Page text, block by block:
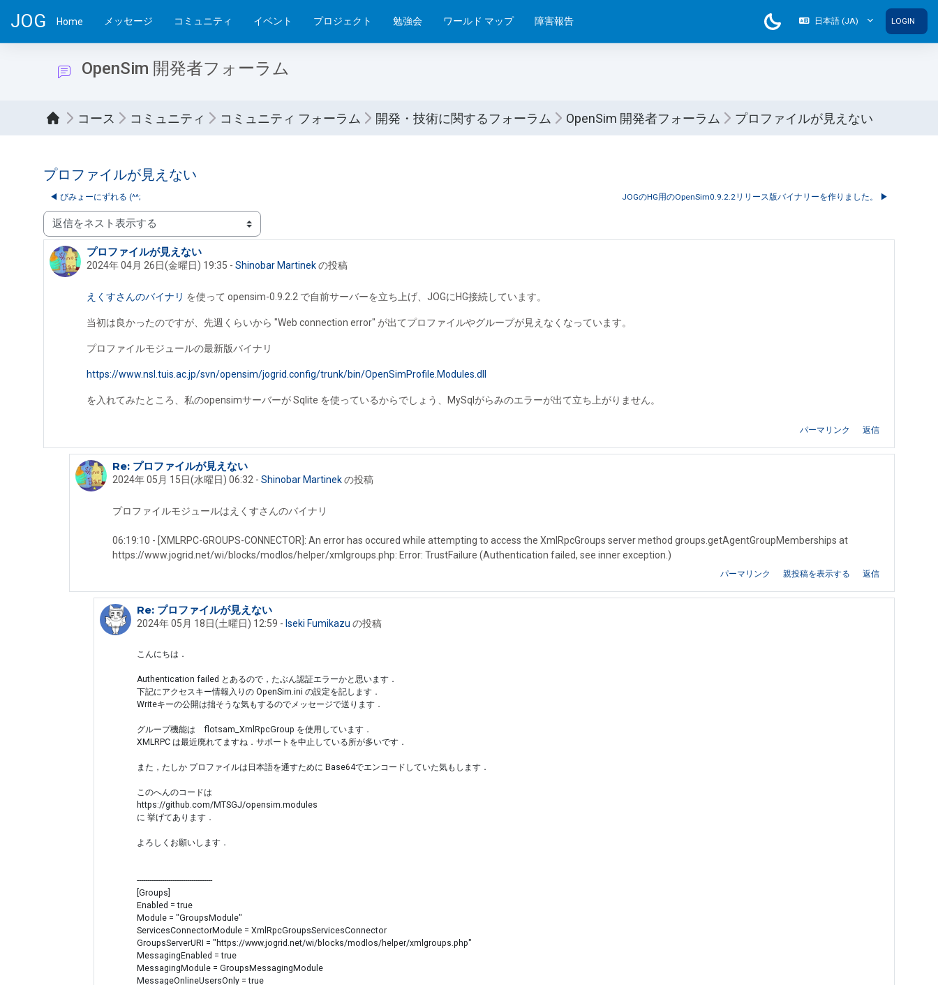
JOG Home メッセージ コミュニティ イベント プロジェクト 勉強会 ワールド マップ 障害報告 日本語 ‎(JA)‎ LOGIN
OpenSim 開発者フォーラム
コース コミュニティ コミュニティ フォーラム 開発・技術に関するフォーラム OpenSim 開発者フォーラム プロファイルが見えない
プロファイルが見えない
◀︎ びみょーにずれる (^^; JOGのHG用のOpenSim0.9.2.2リリース版バイナリーを作りました。 ▶︎
表示モード
プロファイルが見えない
2024年 04月 26日(金曜日) 19:35 - Shinobar Martinekの投稿
返信数: 5
えくすさんのバイナリ を使って opensim-0.9.2.2 で自前サーバーを立ち上げ、JOGにHG接続しています。
当初は良かったのですが、先週くらいから "Web connection error" が出てプロファイルやグループが見えなくなっています。
プロファイルモジュールの最新版バイナリ
https://www.nsl.tuis.ac.jp/svn/opensim/jogrid.config/trunk/bin/OpenSimProfile.Modules.dll
を入れてみたところ、私のopensimサーバーが Sqlite を使っているからでしょう、MySqlがらみのエラーが出て立ち上がりません。
パーマリンク 返信
Shinobar Martinek への返信
Re: プロファイルが見えない
2024年 05月 15日(水曜日) 06:32 - Shinobar Martinekの投稿
プロファイルモジュールはえくすさんのバイナリ
06:19:10 - [XMLRPC-GROUPS-CONNECTOR]: An error has occured while attempting to access the XmlRpcGroups server method groups.getAgentGroupMemberships at
https://www.jogrid.net/wi/blocks/modlos/helper/xmlgroups.php: Error: TrustFailure (Authentication failed, see inner exception.)
パーマリンク 親投稿を表示する 返信
Shinobar Martinek への返信
Re: プロファイルが見えない
2024年 05月 18日(土曜日) 12:59 -Iseki Fumikazu の投稿
こんにちは．
Authentication failed とあるので，たぶん認証エラーかと思います．
下記にアクセスキー情報入りの OpenSim.ini の設定を記します．
Writeキーの公開は拙そうな気もするのでメッセージで送ります．
グループ機能は　flotsam_XmlRpcGroup を使用しています．
XMLRPC は最近廃れてますね．サポートを中止している所が多いです．
また，たしか プロファイルは日本語を通すために Base64でエンコードしていた気もします．
このへんのコードは
https://github.com/MTSGJ/opensim.modules
に 挙げてあります．
よろしくお願いします．
------------------------------------
[Groups]
Enabled = true
Module = "GroupsModule"
ServicesConnectorModule = XmlRpcGroupsServicesConnector
GroupsServerURI = "https://www.jogrid.net/wi/blocks/modlos/helper/xmlgroups.php"
MessagingEnabled = true
MessagingModule = GroupsMessagingModule
MessageOnlineUsersOnly = true